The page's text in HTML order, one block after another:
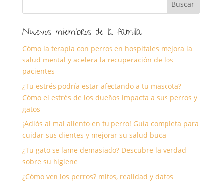
Nuevos miembros de la familia
Cómo la terapia con perros en hospitales mejora la
salud mental y acelera la recuperación de los
pacientes
¿Tu estrés podría estar afectando a tu mascota?
Cómo el estrés de los dueños impacta a sus perros y
gatos
¡Adiós al mal aliento en tu perro! Guía completa para
cuidar sus dientes y mejorar su salud bucal
¿Tu gato se lame demasiado? Descubre la verdad
sobre su higiene
¿Cómo ven los perros? mitos, realidad y datos